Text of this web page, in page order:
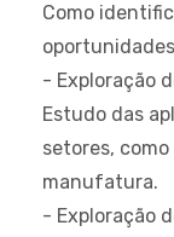
Como
- Exploração
Estudo das
setores,
manufatura.
- Exploração